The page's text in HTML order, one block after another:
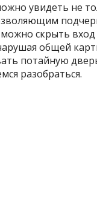
увидеть не
скрыть
общей
потайную
разобраться.